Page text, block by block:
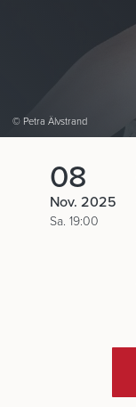
© Petra Älvstrand
08
Nov. 2025
Sa. 19:00